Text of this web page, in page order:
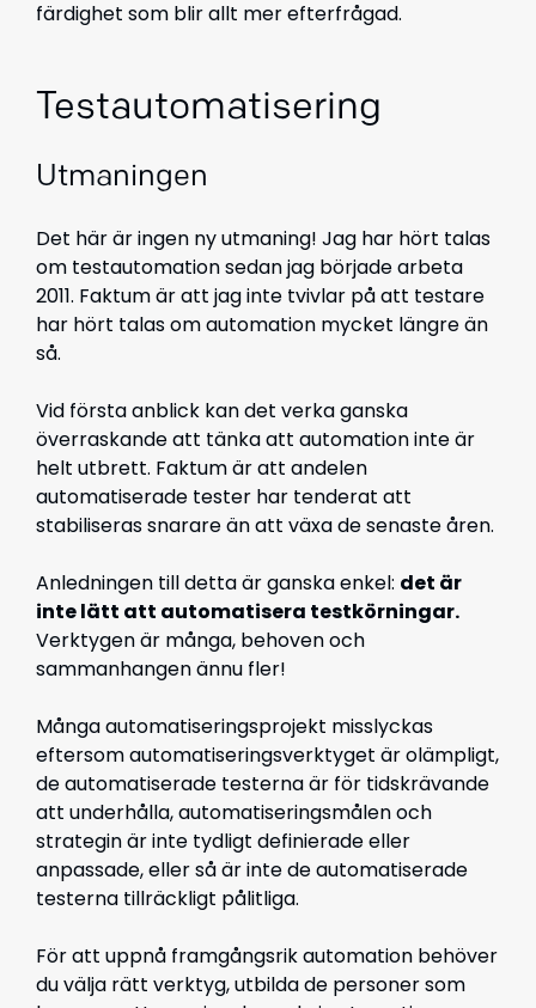
färdighet som blir allt mer efterfrågad.
Testautomatisering
Utmaningen
Det här är ingen ny utmaning! Jag har hört talas
om testautomation sedan jag började arbeta
2011. Faktum är att jag inte tvivlar på att testare
har hört talas om automation mycket längre än
så.
Vid första anblick kan det verka ganska
överraskande att tänka att automation inte är
helt utbrett. Faktum är att andelen
automatiserade tester har tenderat att
stabiliseras snarare än att växa de senaste åren.
Anledningen till detta är ganska enkel: det är
inte lätt att automatisera testkörningar.
Verktygen är många, behoven och
sammanhangen ännu fler!
Många automatiseringsprojekt misslyckas
eftersom automatiseringsverktyget är olämpligt,
de automatiserade testerna är för tidskrävande
att underhålla, automatiseringsmålen och
strategin är inte tydligt definierade eller
anpassade, eller så är inte de automatiserade
testerna tillräckligt pålitliga.
För att uppnå framgångsrik automation behöver
du välja rätt verktyg, utbilda de personer som